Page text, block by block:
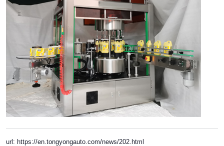
url: https://en.tongyongauto.com/news/202.html